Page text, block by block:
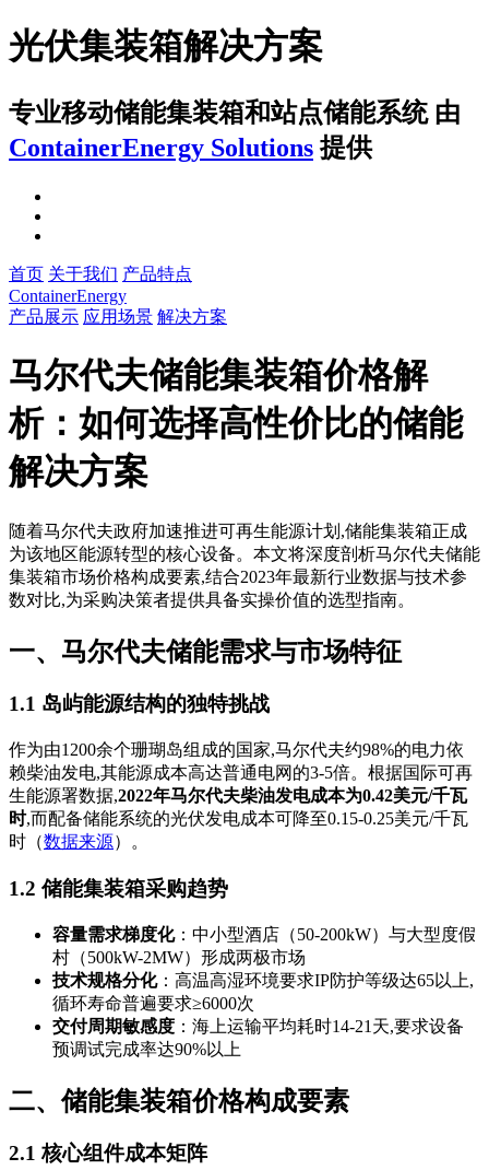
光伏集装箱解决方案
专业移动储能集装箱和站点储能系统 由
ContainerEnergy Solutions 提供
首页 关于我们 产品特点
ContainerEnergy
产品展示 应用场景 解决方案
马尔代夫储能集装箱价格解
析：如何选择高性价比的储能
解决方案
随着马尔代夫政府加速推进可再生能源计划,储能集装箱正成
为该地区能源转型的核心设备。本文将深度剖析马尔代夫储能
集装箱市场价格构成要素,结合2023年最新行业数据与技术参
数对比,为采购决策者提供具备实操价值的选型指南。
一、马尔代夫储能需求与市场特征
1.1 岛屿能源结构的独特挑战
作为由1200余个珊瑚岛组成的国家,马尔代夫约98%的电力依
赖柴油发电,其能源成本高达普通电网的3-5倍。根据国际可再
生能源署数据,2022年马尔代夫柴油发电成本为0.42美元/千瓦
时,而配备储能系统的光伏发电成本可降至0.15-0.25美元/千瓦
时（数据来源）。
1.2 储能集装箱采购趋势
容量需求梯度化：中小型酒店（50-200kW）与大型度假
村（500kW-2MW）形成两极市场
技术规格分化：高温高湿环境要求IP防护等级达65以上,
循环寿命普遍要求≥6000次
交付周期敏感度 ：海上运输平均耗时14-21天,要求设备
预调试完成率达90%以上
二、储能集装箱价格构成要素
2.1 核心组件成本矩阵